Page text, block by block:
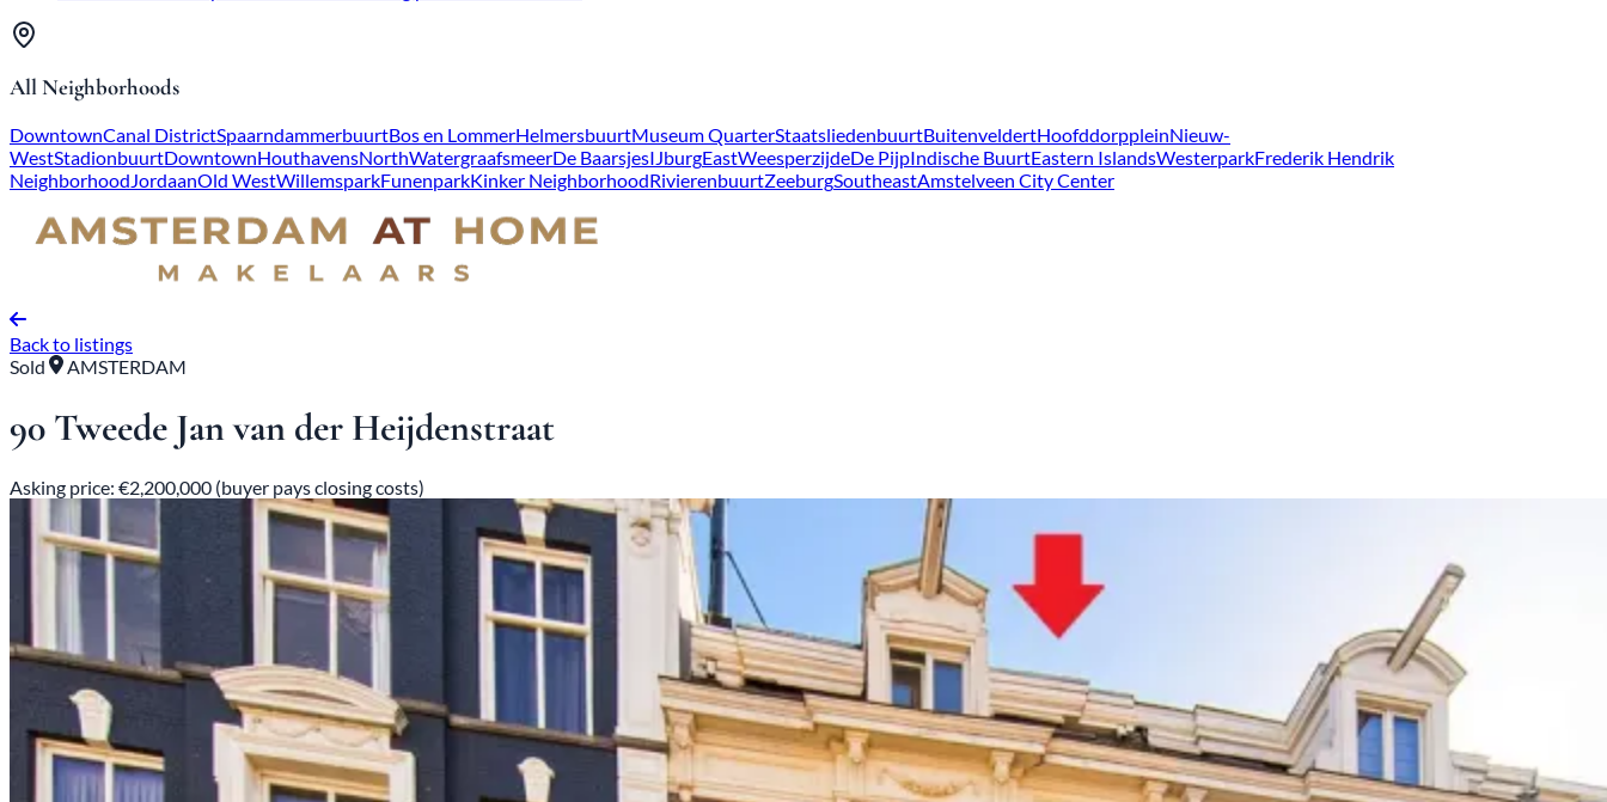
All Neighborhoods
DowntownCanal DistrictSpaarndammerbuurtBos en LommerHelmersbuurtMuseum QuarterStaatsliedenbuurtBuitenveldertHoofddorppleinNieuw-
WestStadionbuurtDowntownHouthavensNorthWatergraafsmeerDe BaarsjesIJburgEastWeesperzijdeDe PijpIndische BuurtEastern IslandsWesterparkFrederik Hendrik
NeighborhoodJordaanOld WestWillemsparkFunenparkKinker NeighborhoodRivierenbuurtZeeburgSoutheastAmstelveen City Center
Back to listings
Sold
AMSTERDAM
90 Tweede Jan van der Heijdenstraat
Asking price: €2,200,000 (buyer pays closing costs)